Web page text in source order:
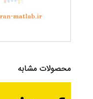
محصولات مشابه